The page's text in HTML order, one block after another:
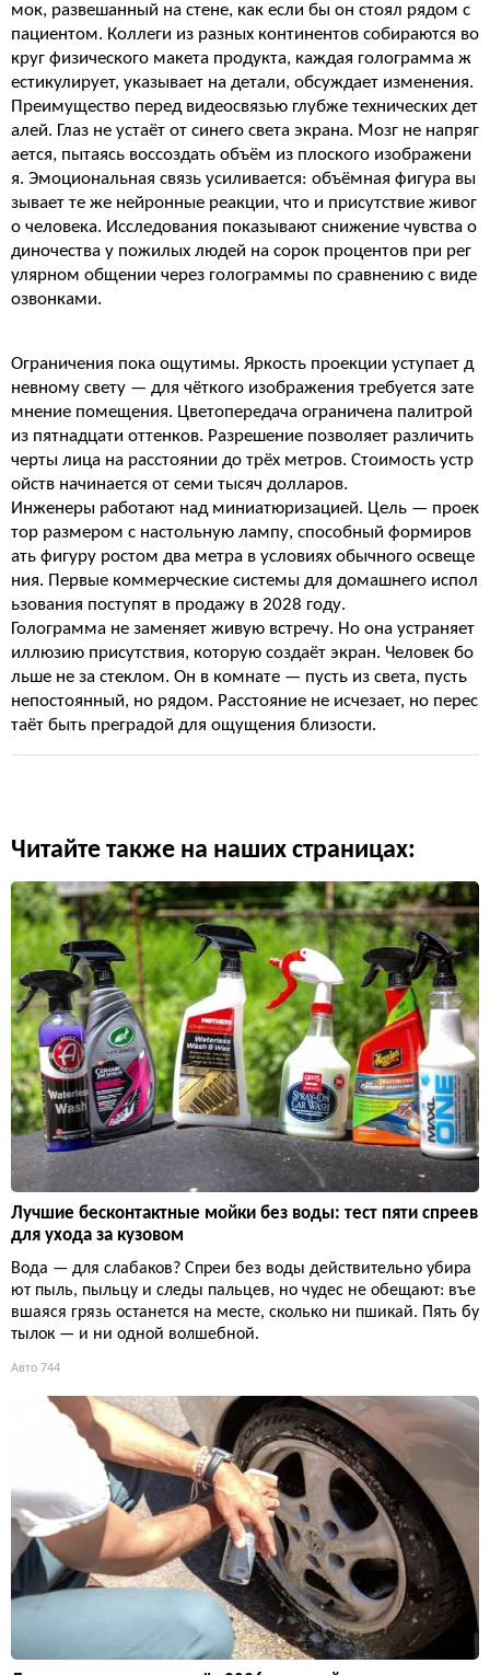
мок, развешанный на стене, как если бы он стоял рядом с
пациентом. Коллеги из разных континентов собираются во
круг физического макета продукта, каждая голограмма ж
естикулирует, указывает на детали, обсуждает изменения.
Преимущество перед видеосвязью глубже технических дет
алей. Глаз не устаёт от синего света экрана. Мозг не напряг
ается, пытаясь воссоздать объём из плоского изображени
я. Эмоциональная связь усиливается: объёмная фигура вы
зывает те же нейронные реакции, что и присутствие живог
о человека. Исследования показывают снижение чувства о
диночества у пожилых людей на сорок процентов при рег
улярном общении через голограммы по сравнению с виде
озвонками.
Ограничения пока ощутимы. Яркость проекции уступает д
невному свету — для чёткого изображения требуется зате
мнение помещения. Цветопередача ограничена палитрой
из пятнадцати оттенков. Разрешение позволяет различить
черты лица на расстоянии до трёх метров. Стоимость устр
ойств начинается от семи тысяч долларов.
Инженеры работают над миниатюризацией. Цель — проек
тор размером с настольную лампу, способный формиров
ать фигуру ростом два метра в условиях обычного освеще
ния. Первые коммерческие системы для домашнего испол
ьзования поступят в продажу в 2028 году.
Голограмма не заменяет живую встречу. Но она устраняет
иллюзию присутствия, которую создаёт экран. Человек бо
льше не за стеклом. Он в комнате — пусть из света, пусть
непостоянный, но рядом. Расстояние не исчезает, но перес
таёт быть преградой для ощущения близости.
Читайте также на наших страницах:
Лучшие бесконтактные мойки без воды: тест пяти спреев
для ухода за кузовом
Вода — для слабаков? Спреи без воды действительно убира
ют пыль, пыльцу и следы пальцев, но чудес не обещают: въе
вшаяся грязь останется на месте, сколько ни пшикай. Пять бу
тылок — и ни одной волшебной.
Авто 744